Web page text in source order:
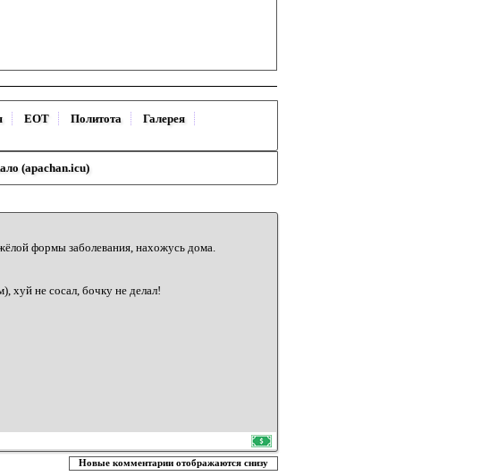
ЕОТ Политота
Галерея
(apachan.icu)
формы заболевания, нахожусь дома.
хуй не сосал, бочку не делал!
Новые комментарии отображаются снизу